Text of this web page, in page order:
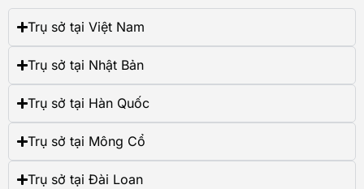
Trụ sở tại Việt Nam
Trụ sở tại Nhật Bản
Trụ sở tại Hàn Quốc
Trụ sở tại Mông Cổ
Trụ sở tại Đài Loan